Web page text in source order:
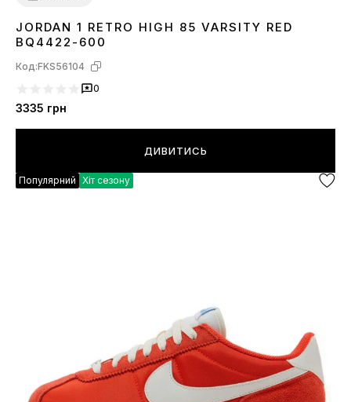
37384041 4244
JORDAN 1 RETRO HIGH 85 VARSITY RED
BQ4422-600
Код:FKS56104
0
3335 грн
ДИВИТИСЬ
Популярний Хіт сезону